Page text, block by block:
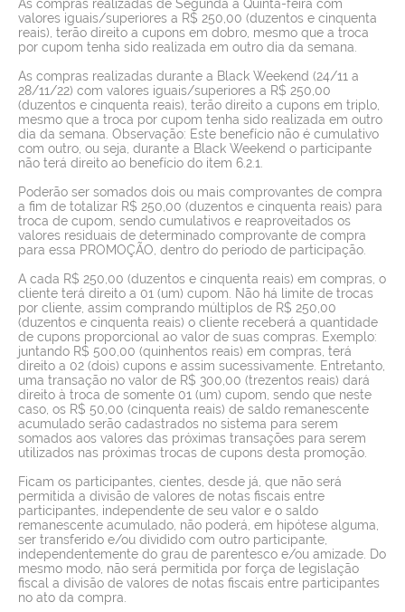
As compras realizadas de Segunda a Quinta-feira com
valores iguais/superiores a R$ 250,00 (duzentos e cinquenta
reais), terão direito a cupons em dobro, mesmo que a troca
por cupom tenha sido realizada em outro dia da semana.
As compras realizadas durante a Black Weekend (24/11 a
28/11/22) com valores iguais/superiores a R$ 250,00
(duzentos e cinquenta reais), terão direito a cupons em triplo,
mesmo que a troca por cupom tenha sido realizada em outro
dia da semana. Observação: Este benefício não é cumulativo
com outro, ou seja, durante a Black Weekend o participante
não terá direito ao benefício do item 6.2.1.
Poderão ser somados dois ou mais comprovantes de compra
a fim de totalizar R$ 250,00 (duzentos e cinquenta reais) para
troca de cupom, sendo cumulativos e reaproveitados os
valores residuais de determinado comprovante de compra
para essa PROMOÇÃO, dentro do período de participação.
A cada R$ 250,00 (duzentos e cinquenta reais) em compras, o
cliente terá direito a 01 (um) cupom. Não há limite de trocas
por cliente, assim comprando múltiplos de R$ 250,00
(duzentos e cinquenta reais) o cliente receberá a quantidade
de cupons proporcional ao valor de suas compras. Exemplo:
juntando R$ 500,00 (quinhentos reais) em compras, terá
direito a 02 (dois) cupons e assim sucessivamente. Entretanto,
uma transação no valor de R$ 300,00 (trezentos reais) dará
direito à troca de somente 01 (um) cupom, sendo que neste
caso, os R$ 50,00 (cinquenta reais) de saldo remanescente
acumulado serão cadastrados no sistema para serem
somados aos valores das próximas transações para serem
utilizados nas próximas trocas de cupons desta promoção.
Ficam os participantes, cientes, desde já, que não será
permitida a divisão de valores de notas fiscais entre
participantes, independente de seu valor e o saldo
remanescente acumulado, não poderá, em hipótese alguma,
ser transferido e/ou dividido com outro participante,
independentemente do grau de parentesco e/ou amizade. Do
mesmo modo, não será permitida por força de legislação
fiscal a divisão de valores de notas fiscais entre participantes
no ato da compra.